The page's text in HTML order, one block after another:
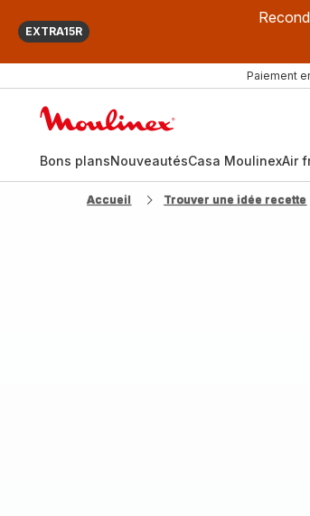
EXTRA15R
Paiement
Bons plansNouveautésCasa MoulinexAir
Accueil Trouver une idée recette